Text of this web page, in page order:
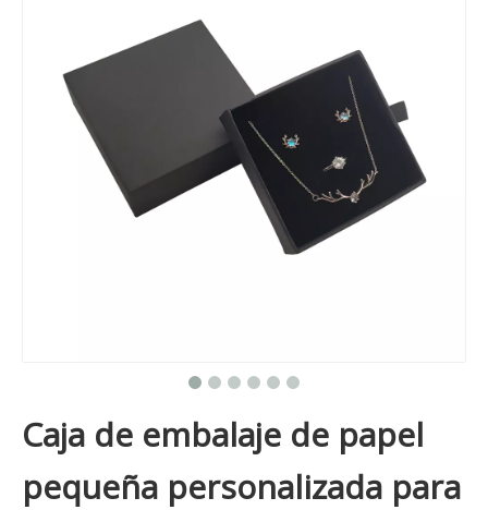
Caja de embalaje de papel
pequeña personalizada para